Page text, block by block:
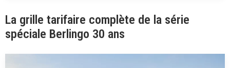
La grille tarifaire complète de la série
spéciale Berlingo 30 ans